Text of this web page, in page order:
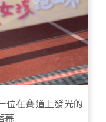
位在賽道上發光的
幕